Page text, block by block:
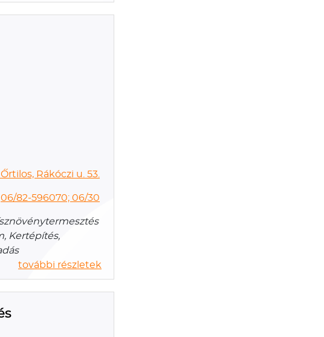
Rákóczi u. 53.
06/82-596070; 06/30
Kertépítés,
további részletek